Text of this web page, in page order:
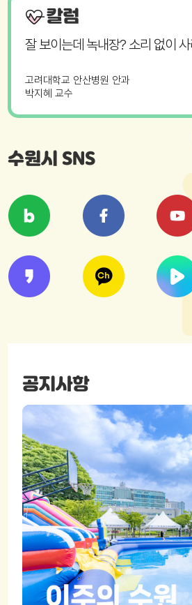
칼럼
잘 보이는데 녹내장? 소리 없이
고려대학교 안산병원 안과
박지혜 교수
수원시 SNS
공지사항